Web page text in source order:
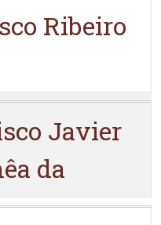
Ribeiro
Javier
da